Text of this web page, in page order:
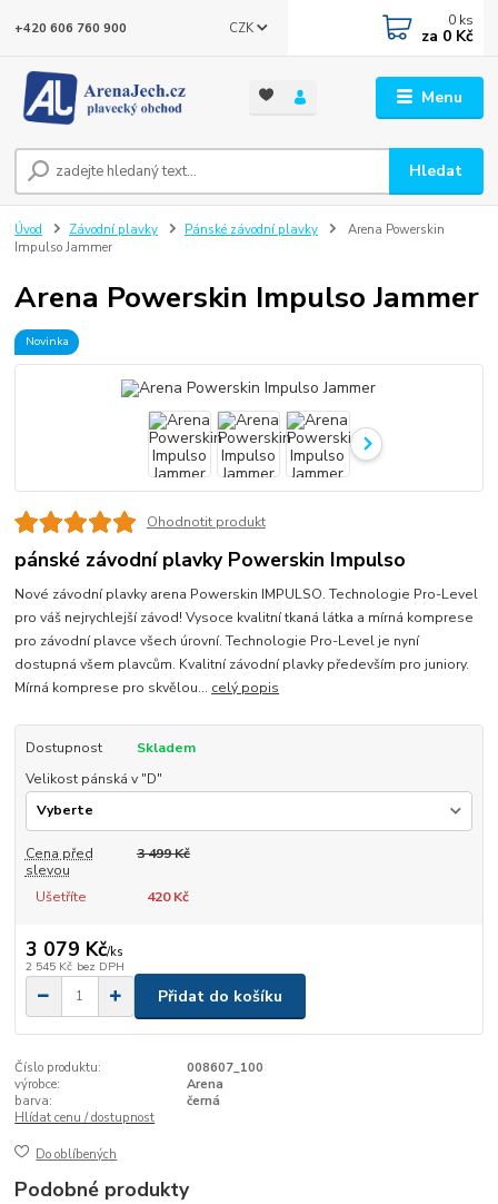
Menu
CZK
Hledat
+420 606 760 900 0 ks
za 0 Kč
Úvod Závodní plavky Pánské závodní plavky
Arena Powerskin
Impulso Jammer
Arena Powerskin Impulso Jammer
Novinka
Ohodnotit produkt
pánské závodní plavky Powerskin Impulso
Nové závodní plavky arena Powerskin IMPULSO. Technologie Pro-Level
pro váš nejrychlejší závod! Vysoce kvalitní tkaná látka a mírná komprese
pro závodní plavce všech úrovní. Technologie Pro-Level je nyní
dostupná všem plavcům. Kvalitní závodní plavky především pro juniory.
Mírná komprese pro skvělou... celý popis
Dostupnost
Skladem
Velikost pánská v "D"
Cena před
slevou
3 499 Kč
Ušetříte 420 Kč
3 079 Kč/ks
2 545 Kč bez DPH
Přidat do košíku
Číslo produktu:
008607_100
výrobce:
Arena
barva:
černá
Hlídat cenu / dostupnost
Do oblíbených
Podobné produkty